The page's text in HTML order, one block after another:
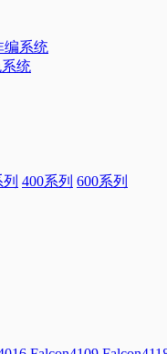
编系统
统
400系列 600系列